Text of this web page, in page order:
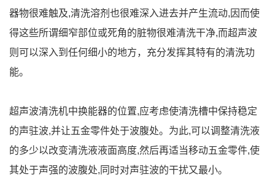
器物很难触及,清洗溶剂也很难深入进去并产生流动,因而使
得这些所谓细窄部位或死角的脏物很难清洗干净,而超声波
则可以深入到任何细小的地方，充分发挥其特有的清洗功
能。
超声波清洗机中换能器的位置,应考虑使清洗槽中保持稳定
的声驻波,并让五金零件处于波腹处。为此,可以调整清洗液
的多少以改变清洗液液面高度,然后再适当移动五金零件,使
其处于声强的波腹处,同时对声驻波的干扰又最小。